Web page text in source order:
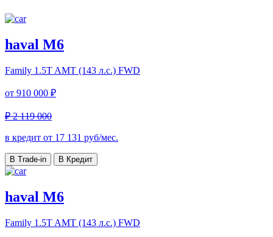
haval M6
Family 1.5T AMT (143 л.с.) FWD
от 910 000 ₽
₽ 2 119 000
в кредит от 17 131 руб/мес.
В Trade-in В Кредит
haval M6
Family 1.5T AMT (143 л.с.) FWD